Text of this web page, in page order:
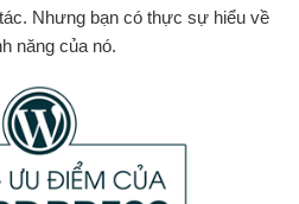
Nhưng bạn có thực sự hiểu về
năng của nó.